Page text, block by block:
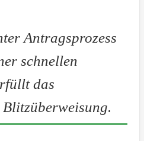
Antragsprozess
schnellen
das
Blitzüberweisung.